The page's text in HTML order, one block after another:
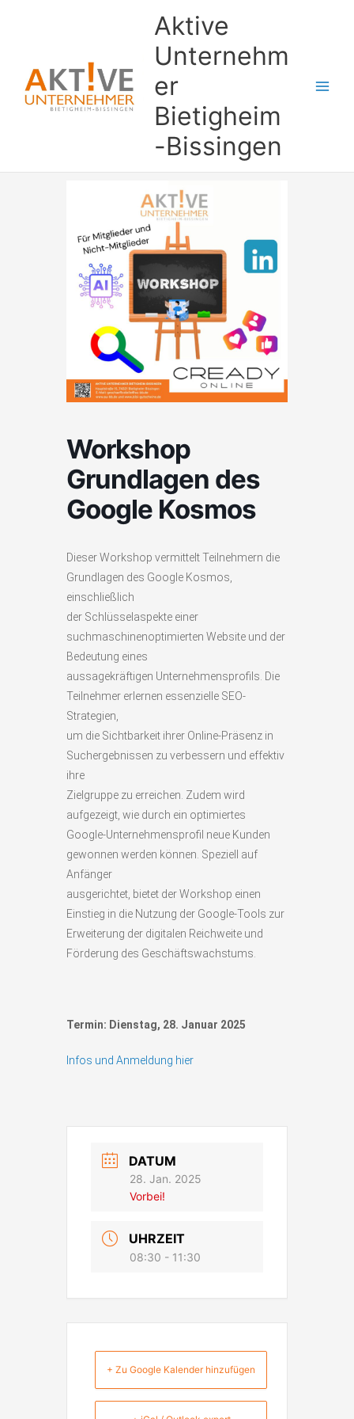
Aktive
Unternehm
er
Bietigheim
-Bissingen
Workshop
Grundlagen des
Google Kosmos
Dieser Workshop vermittelt Teilnehmern die
Grundlagen des Google Kosmos,
einschließlich
der Schlüsselaspekte einer
suchmaschinenoptimierten Website und der
Bedeutung eines
aussagekräftigen Unternehmensprofils. Die
Teilnehmer erlernen essenzielle SEO-
Strategien,
um die Sichtbarkeit ihrer Online-Präsenz in
Suchergebnissen zu verbessern und effektiv
ihre
Zielgruppe zu erreichen. Zudem wird
aufgezeigt, wie durch ein optimiertes
Google-Unternehmensprofil neue Kunden
gewonnen werden können. Speziell auf
Anfänger
ausgerichtet, bietet derWorkshop einen
Einstieg in die Nutzung der Google-Tools zur
Erweiterung der digitalen Reichweite und
Förderung des Geschäftswachstums.
Termin: Dienstag, 28. Januar 2025
Infos und Anmeldung hier
DATUM
28. Jan. 2025
Vorbei!
UHRZEIT
08:30 - 11:30
+ Zu Google Kalender hinzufügen